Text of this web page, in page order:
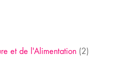
et de l'Alimentation (2)